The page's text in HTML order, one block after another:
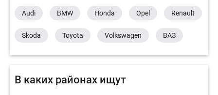
Audi BMW Honda Opel Renault
Skoda Toyota Volkswagen ВАЗ
В каких районах ищут